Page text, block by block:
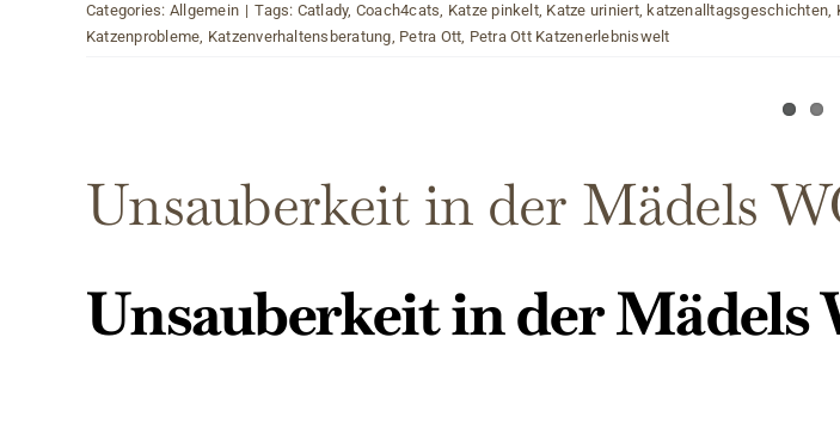
Categories: Allgemein | Tags: Catlady, Coach4cats Katze pinkelt, Katze uriniert, katzenalltagsgeschichten
Katzenprobleme Katzenverhaltensberatung Petra Ott Petra Ott Katzenerlebniswelt
Unsauberkeit in der Mädels
Unsauberkeit in der Mädels